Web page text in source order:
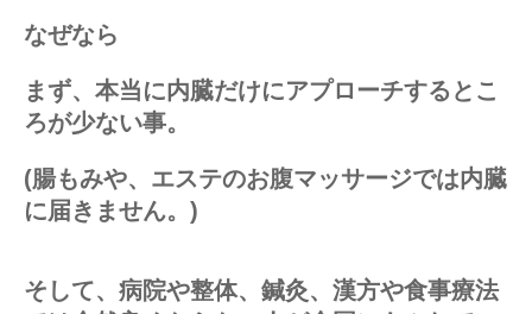
なぜなら
まず、本当に内臓だけにアプローチするとこ
ろが少ない事。
(腸もみや、エステのお腹マッサージでは内臓
に届きません。)
そして、病院や整体、鍼灸、漢方や食事療法